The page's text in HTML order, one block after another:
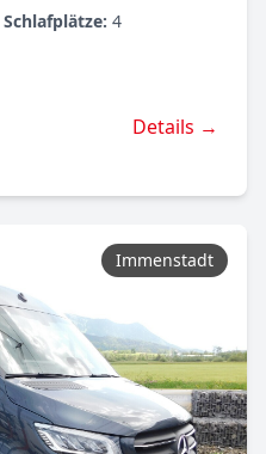
Schlafplätze: 4
Details →
Immenstadt